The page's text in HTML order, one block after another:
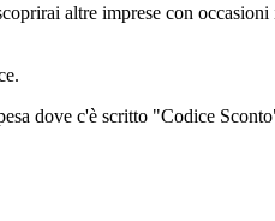
altre imprese con
dove c'è scritto "Codice